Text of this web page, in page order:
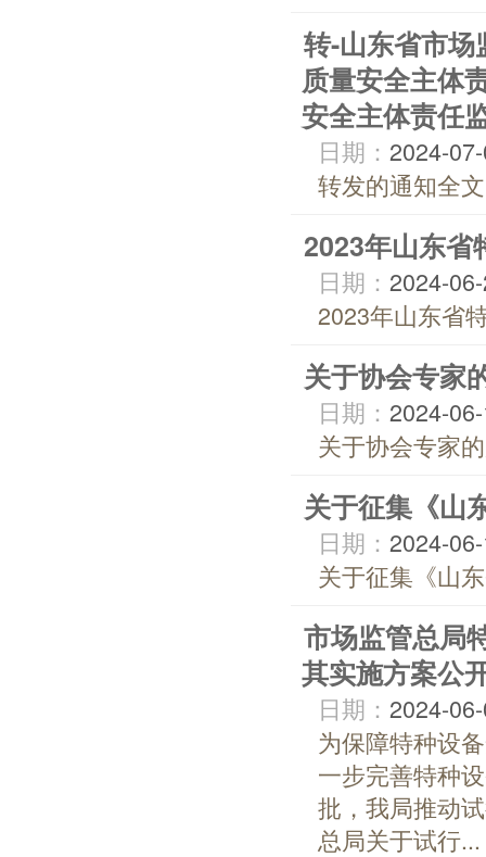
转-山东省市
质量安全主体
安全主体责任
日期： 2024-
转发的通知全
2023年山东省
日期： 2024-
2023年山东省
关于协会专家
日期： 2024-
关于协会专家
关于征集《山
日期： 2024-
关于征集《山
市场监管总局
其实施方案公
日期： 2024-
为保障特种设
一步完善特种
批，我局推动
总局关于试行...